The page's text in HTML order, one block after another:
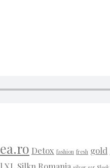
Detox fashion fresh gold